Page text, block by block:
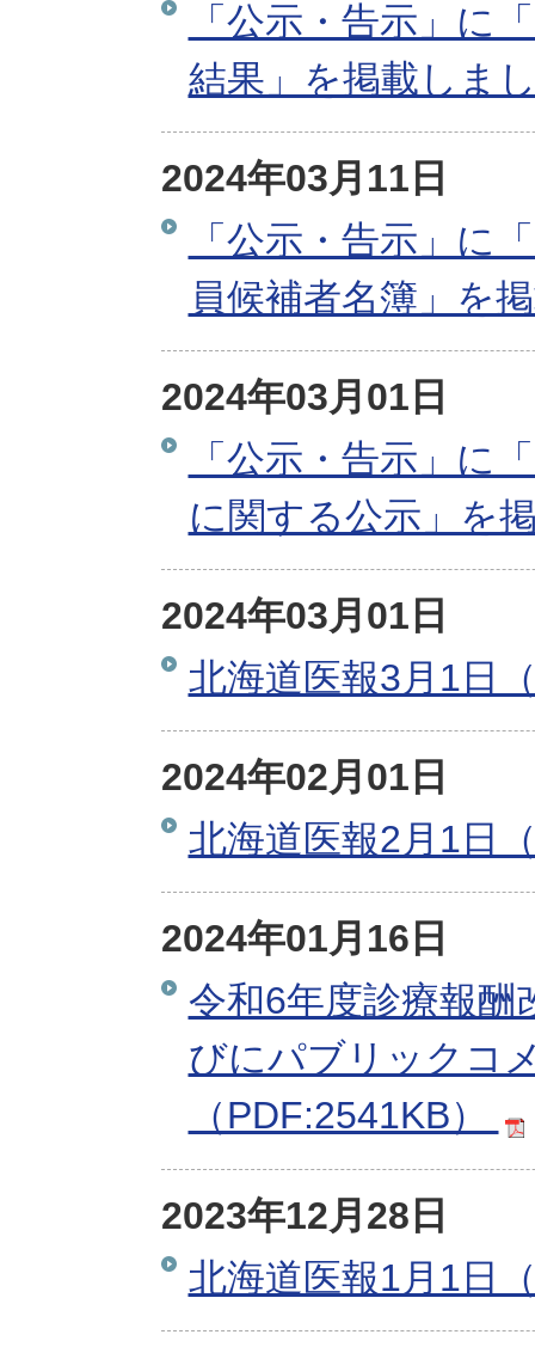
「公示・告示」に
結果」を掲載しま
2024年03月11日
「公示・告示」に
員候補者名簿」を
2024年03月01日
「公示・告示」に
に関する公示」を
2024年03月01日
北海道医報3月1日
2024年02月01日
北海道医報2月1日
2024年01月16日
令和6年度診療報酬
びにパブリックコ
（PDF:2541KB）
2023年12月28日
北海道医報1月1日